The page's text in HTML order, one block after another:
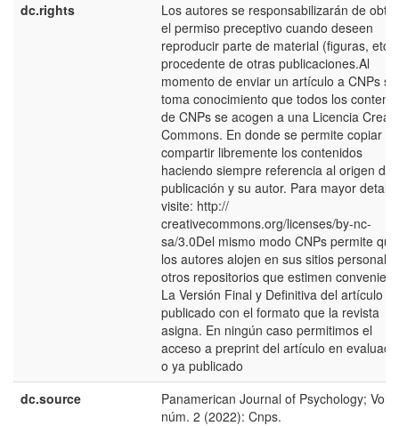
dc.rights
Los autores se responsabilizarán de
el permiso preceptivo cuando deseen
reproducir parte de material (figuras, etc.)
procedente de otras publicaciones.Al
momento de enviar un artículo a CNPs se
toma conocimiento que todos los
de CNPs se acogen a una Licencia
Commons. En donde se permite copiar y
compartir libremente los contenidos
haciendo siempre referencia al origen de
publicación y su autor. Para mayor detalle
visite: http://
creativecommons.org/licenses/by-nc-
sa/3.0Del mismo modo CNPs permite que
los autores alojen en sus sitios
otros repositorios que estimen
La Versión Final y Definitiva del artículo
publicado con el formato que la revista
asigna. En ningún caso permitimos el
acceso a preprint del artículo en
o ya publicado
dc.source
Panamerican Journal of Psychology; Vol.
núm. 2 (2022): Cnps.